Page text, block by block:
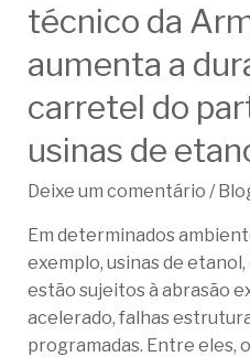
técnico da
aumenta a
carretel do
usinas de
Deixe um comentário /
Em determinados
exemplo, usinas de
estão sujeitos à abrasão
acelerado, falhas
programadas. Entre eles,